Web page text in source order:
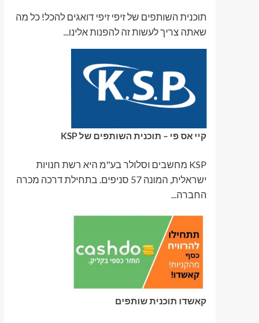
תוכנית השותפים של זיפי זיפי דואגים להכל! כל מה
שאתה צריך לעשות זה להפנות אלינו...
קיי אס פי – תוכנית השותפים של KSP
KSP מחשבים וסלולר בע"מ היא רשת חנויות
ישראלית, המונה 57 סניפים. בתחילת דרכה מכרה
החברה...
קאשדו תוכנית שותפים